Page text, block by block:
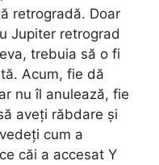
retrogradă. Doar
Jupiter retrograd
trebuia să o fi
Acum, fie dă
nu îl anulează, fie
aveți răbdare și
cum a
căi a accesat Y